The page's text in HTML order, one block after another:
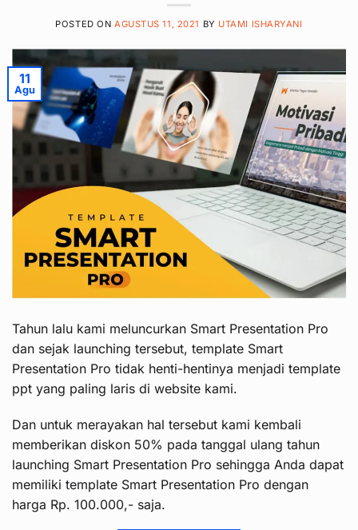
POSTED ON AGUSTUS 11, 2021 BY UTAMI ISHARYANI
11
Agu
Tahun lalu kami meluncurkan Smart Presentation Pro
dan sejak launching tersebut, template Smart
Presentation Pro tidak henti-hentinya menjadi template
ppt yang paling laris di website kami.
Dan untuk merayakan hal tersebut kami kembali
memberikan diskon 50% pada tanggal ulang tahun
launching Smart Presentation Pro sehingga Anda dapat
memiliki template Smart Presentation Pro dengan
harga Rp. 100.000,- saja.